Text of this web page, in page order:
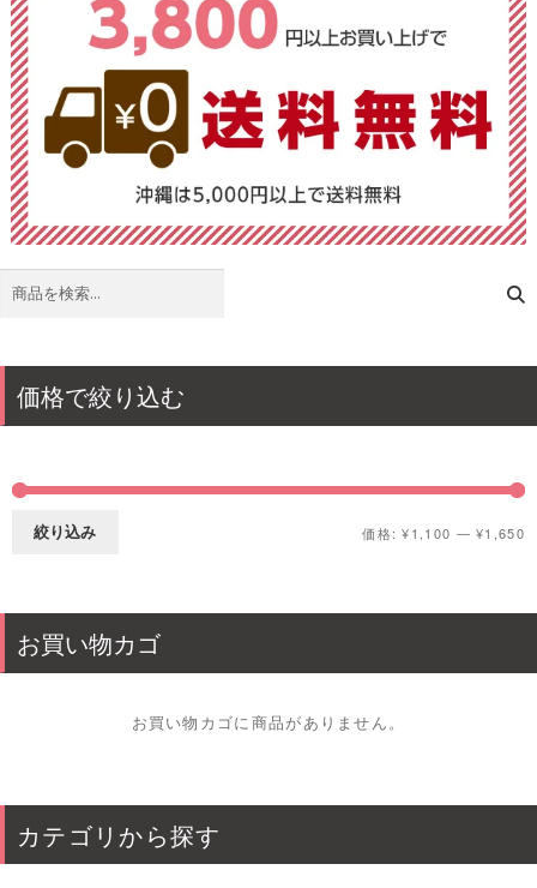
検
価格で絞り込む
価
格
価
格
絞り込み 価格:¥1,100 —¥1,650
お買い物カゴ
お買い物カゴに商品がありません。
カテゴリから探す